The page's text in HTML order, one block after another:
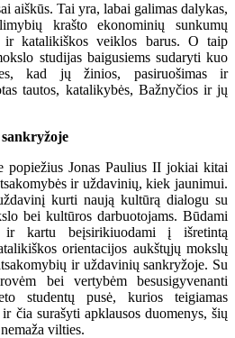
aiškūs. Tai yra, labai galimas dalykas,
krašto ekonominių sunkumų
ir katalikiškos veiklos barus. O taip
studijas baigusiems sudaryti kuo
kad jų žinios, pasiruošimas ir
tautos, katalikybės, Bažnyčios ir jų
Jonas Paulius II jokiai kitai
ir uždavinių, kiek jaunimui.
kurti naują kultūrą dialogu su
bei kultūros darbuotojams. Būdami
ir kartu beįsirikiuodami į išretintą
orientacijos aukštųjų mokslų
ir uždavinių sankryžoje. Su
bei vertybėm besusigyvenanti
studentų pusė, kurios teigiamas
čia surašyti apklausos duomenys, šių
vilties.